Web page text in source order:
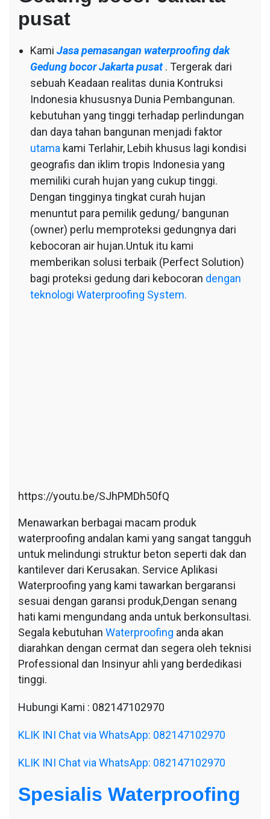
pusat
Kami Jasa pemasangan waterproofing dak
Gedung bocor Jakarta pusat. Tergerak dari
sebuah Keadaan realitas dunia Kontruksi
Indonesia khususnya Dunia Pembangunan.
kebutuhan yang tinggi terhadap perlindungan
dan daya tahan bangunan menjadi faktor
utama kami Terlahir, Lebih khusus lagi kondisi
geografis dan iklim tropis Indonesia yang
memiliki curah hujan yang cukup tinggi.
Dengan tingginya tingkat curah hujan
menuntut para pemilik gedung/ bangunan
(owner) perlu memproteksi gedungnya dari
kebocoran air hujan.Untuk itu kami
memberikan solusi terbaik (Perfect Solution)
bagi proteksi gedung dari kebocoran dengan
teknologi Waterproofing System.
https://youtu.be/SJhPMDh50fQ
Menawarkan berbagai macam produk
waterproofing andalan kami yang sangat tangguh
untuk melindungi struktur beton seperti dak dan
kantilever dari Kerusakan. Service Aplikasi
Waterproofing yang kami tawarkan bergaransi
sesuai dengan garansi produk,Dengan senang
hati kami mengundang anda untuk berkonsultasi.
Segala kebutuhan Waterproofing anda akan
diarahkan dengan cermat dan segera oleh teknisi
Professional dan Insinyur ahli yang berdedikasi
tinggi.
Hubungi Kami : 082147102970
KLIK INI Chat via WhatsApp: 082147102970
KLIK INI Chat via WhatsApp: 082147102970
Spesialis Waterproofing